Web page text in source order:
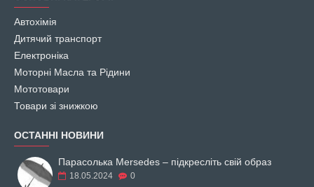
Автохімія
Дитячий транспорт
Електроніка
Моторні Масла та Рідини
Мототовари
Товари зі знижкою
ОСТАННІ НОВИНИ
Парасолька Mersedes – підкресліть свій образ
18.05.2024 0